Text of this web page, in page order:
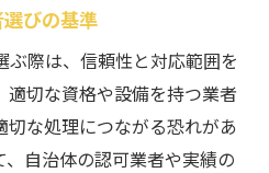
びの基準
際は、信頼性と対応範囲を
切な資格や設備を持つ業者
な処理につながる恐れがあ
自治体の認可業者や実績の